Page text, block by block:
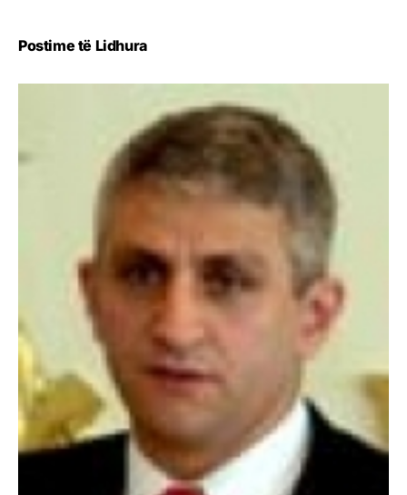
Postime të Lidhura